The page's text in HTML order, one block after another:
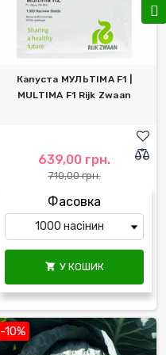
Капуста МУЛЬТІМА F1 |
MULTIMA F1 Rijk Zwaan
639,00 грн.
710,00 грн.
Фасовка
 У КОШИК
-10%